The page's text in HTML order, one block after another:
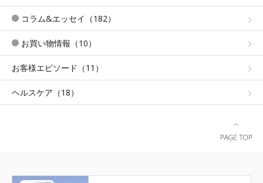
コラム&エッセイ（182）
お買い物情報（10）
お客様エピソード（11）
ヘルスケア（18）